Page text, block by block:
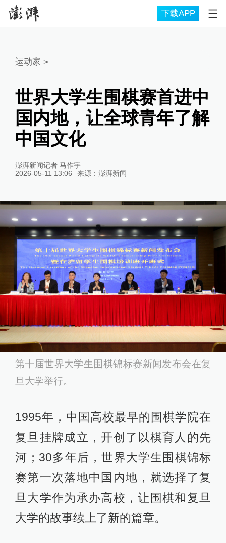
下载APP
运动家 >
世界大学生围棋赛首进中
国内地，让全球青年了解
中国文化
澎湃新闻记者 马作宇
2026-05-11 13:06
来源： 澎湃新闻
第十届世界大学生围棋锦标赛新闻发布会在复
旦大学举行。
1995年，中国高校最早的围棋学院在
复旦挂牌成立，开创了以棋育人的先
河；30多年后，世界大学生围棋锦标
赛第一次落地中国内地，就选择了复
旦大学作为承办高校，让围棋和复旦
大学的故事续上了新的篇章。